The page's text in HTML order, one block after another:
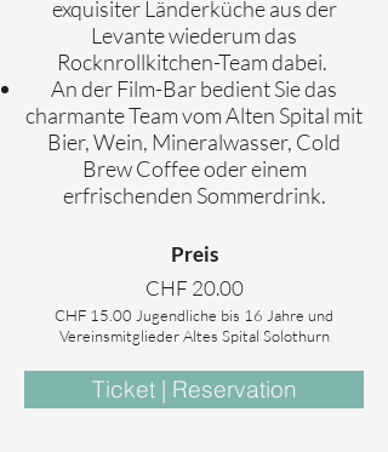
exquisiter Länderküche aus der
Levante wiederum das
Rocknrollkitchen-Team dabei.
An der Film-Bar bedient Sie das
charmante Team vom Alten Spital mit
Bier, Wein, Mineralwasser, Cold
Brew Coffee oder einem
erfrischenden Sommerdrink.
Preis
CHF 20.00
CHF 15.00 Jugendliche bis 16 Jahre und
Vereinsmitglieder Altes Spital Solothurn
Ticket | Reservation